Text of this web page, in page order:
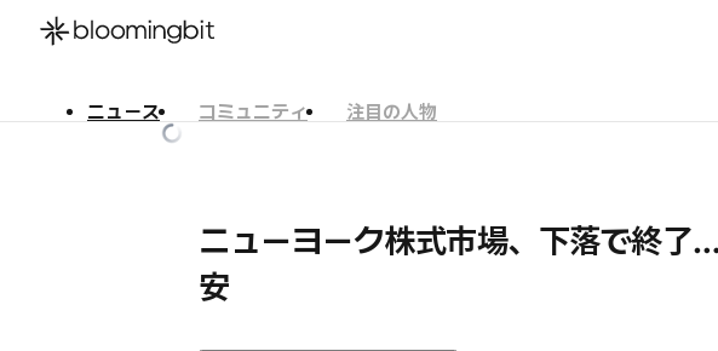
ニュース コミュニティ
注目の人物
ニューヨーク株式市場、下落で終
安